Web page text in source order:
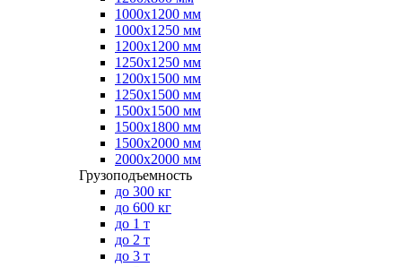
1000х1200 мм
1000х1250 мм
1200х1200 мм
1250х1250 мм
1200х1500 мм
1250х1500 мм
1500х1500 мм
1500х1800 мм
1500х2000 мм
2000х2000 мм
Грузоподъемность
до 300 кг
до 600 кг
до 1 т
до 2 т
до 3 т